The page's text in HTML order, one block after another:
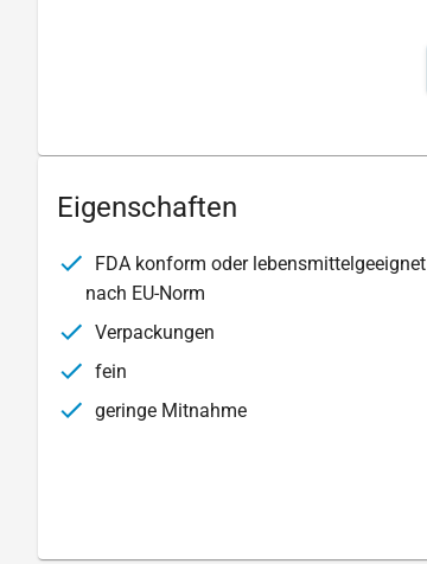
Eigenschaften
FDA konform oder lebensmittelgeeignet
nach EU-Norm
Verpackungen
fein
geringe Mitnahme